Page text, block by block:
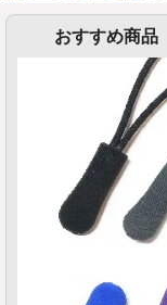
おすすめ商品